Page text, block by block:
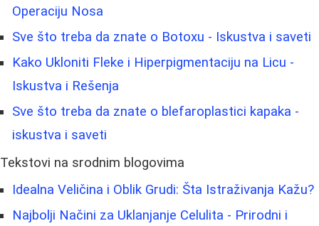
Operaciju Nosa
Sve što treba da znate o Botoxu - Iskustva i saveti
Kako Ukloniti Fleke i Hiperpigmentaciju na Licu -
Iskustva i Rešenja
Sve što treba da znate o blefaroplastici kapaka -
iskustva i saveti
Tekstovi na srodnim blogovima
Idealna Veličina i Oblik Grudi: Šta Istraživanja Kažu?
Najbolji Načini za Uklanjanje Celulita - Prirodni i